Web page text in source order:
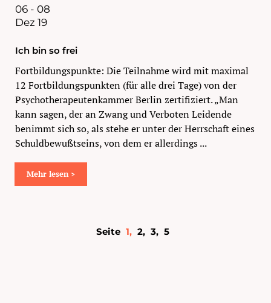
06 - 08
Dez 19
Ich bin so frei
Fortbildungspunkte: Die Teilnahme wird mit maximal
12 Fortbildungspunkten (für alle drei Tage) von der
Psychotherapeutenkammer Berlin zertifiziert. „Man
kann sagen, der an Zwang und Verboten Leidende
benimmt sich so, als stehe er unter der Herrschaft eines
Schuldbewußtseins, von dem er allerdings ...
Mehr lesen >
Seite 1 2 3 5